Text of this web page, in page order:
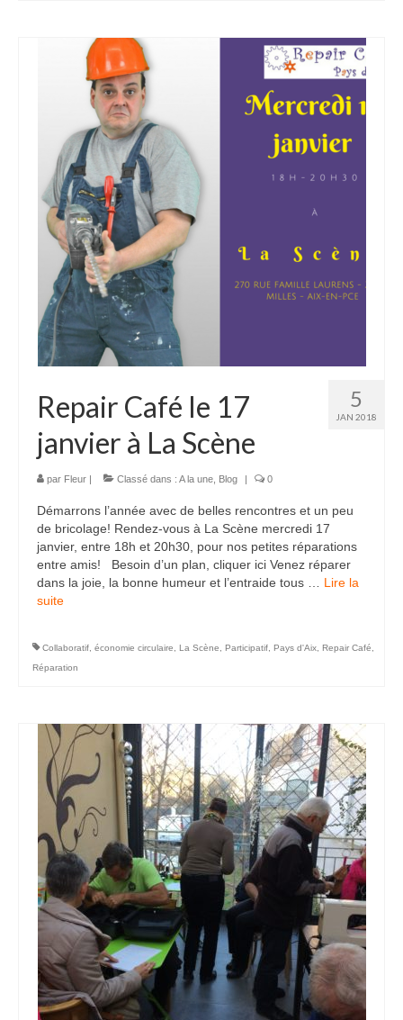
5
JAN 2018
Repair Café le 17
janvier à La Scène
par Fleur Classé dans : A la une Blog 0
Démarrons l’année avec de belles rencontres et un peu
de bricolage! Rendez-vous à La Scène mercredi 17
janvier, entre 18h et 20h30, pour nos petites réparations
entre amis! Besoin d’un plan, cliquer ici Venez réparer
dans la joie, la bonne humeur et l’entraide tous … Lire la
suite­­
Collaboratif, économie circulaire, La Scène, Participatif, Pays d'Aix, Repair Café,
Réparation